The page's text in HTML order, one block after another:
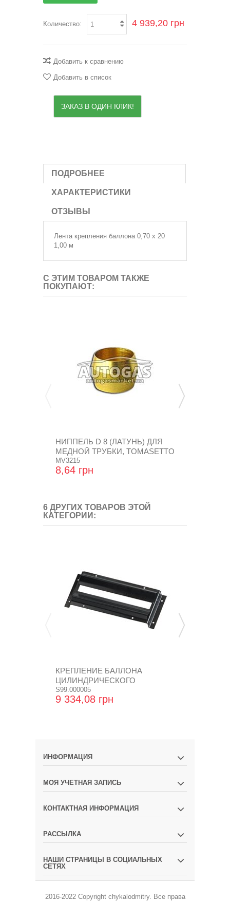
Количество: 4 939,20 грн
Добавить к сравнению
Добавить в список
ЗАКАЗ В ОДИН КЛИК!
ПОДРОБНЕЕ
ХАРАКТЕРИСТИКИ
ОТЗЫВЫ
Лента крепления баллона 0,70 x 20
1,00 м
С ЭТИМ ТОВАРОМ ТАКЖЕ
ПОКУПАЮТ:
НИППЕЛЬ D 8 (ЛАТУНЬ) ДЛЯ
МЕДНОЙ ТРУБКИ, TOMASETTO
MV3215
8,64 грн
6 ДРУГИХ ТОВАРОВ ЭТОЙ
КАТЕГОРИИ:
КРЕПЛЕНИЕ БАЛЛОНА
ЦИЛИНДРИЧЕСКОГО
КОРОТКОГО ТИПА
S99.000005
9 334,08 грн
ИНФОРМАЦИЯ
МОЯ УЧЕТНАЯ ЗАПИСЬ
КОНТАКТНАЯ ИНФОРМАЦИЯ
РАССЫЛКА
НАШИ СТРАНИЦЫ В СОЦИАЛЬНЫХ
СЕТЯХ
2016-2022 Copyright chykalodmitry. Все права